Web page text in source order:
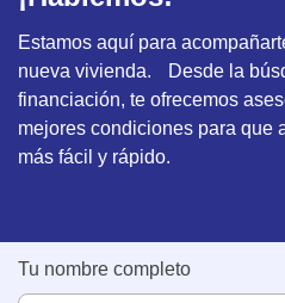
Estamos aquí para
nueva vivienda. Desde la
financiación, te ofrecemos
mejores condiciones para que
más fácil y rápido.
Tu nombre completo